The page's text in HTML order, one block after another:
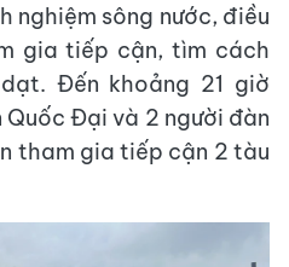
nghiệm sông nước, điều
gia tiếp cận, tìm cách
Đến khoảng 21 giờ
Đại và 2 người đàn
tham gia tiếp cận 2 tàu